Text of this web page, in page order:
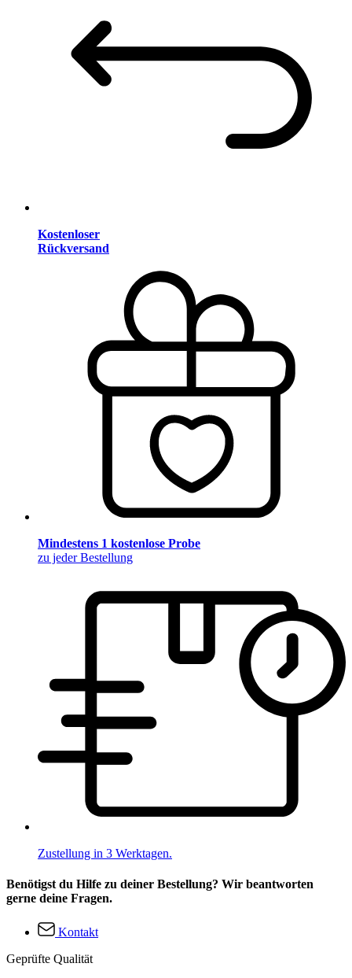
Kostenloser
Rückversand
Mindestens 1 kostenlose Probe
zu jeder Bestellung
Zustellung in 3 Werktagen.
Benötigst du Hilfe zu deiner Bestellung? Wir beantworten
gerne deine Fragen.
Kontakt
Geprüfte Qualität